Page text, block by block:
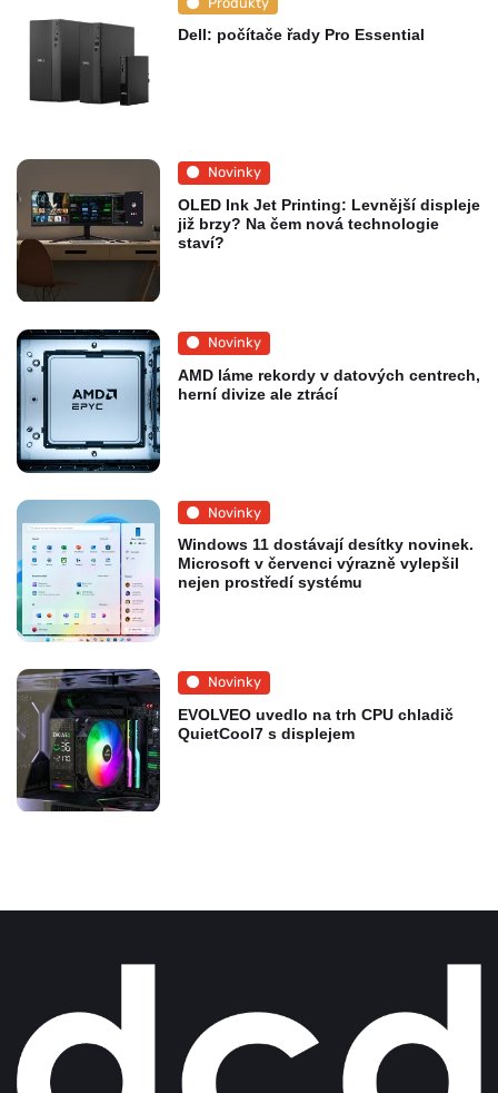
Dell: počítače řady Pro Essential
Novinky
OLED Ink Jet Printing: Levnější displeje
již brzy? Na čem nová technologie
staví?
Novinky
AMD láme rekordy v datových centrech,
herní divize ale ztrácí
Novinky
Windows 11 dostávají desítky novinek.
Microsoft v červenci výrazně vylepšil
nejen prostředí systému
Novinky
EVOLVEO uvedlo na trh CPU chladič
QuietCool7 s displejem